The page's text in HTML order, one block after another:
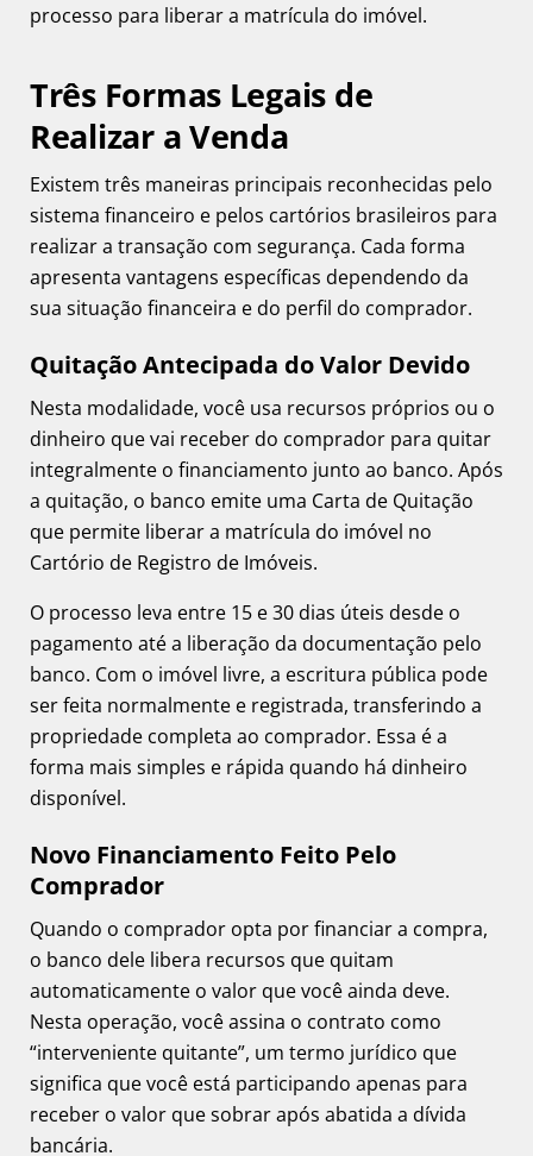
processo para liberar a matrícula do imóvel.
Três Formas Legais de
Realizar a Venda
Existem três maneiras principais reconhecidas pelo
sistema financeiro e pelos cartórios brasileiros para
realizar a transação com segurança. Cada forma
apresenta vantagens específicas dependendo da
sua situação financeira e do perfil do comprador.
Quitação Antecipada do Valor Devido
Nesta modalidade, você usa recursos próprios ou o
dinheiro que vai receber do comprador para quitar
integralmente o financiamento junto ao banco. Após
a quitação, o banco emite uma Carta de Quitação
que permite liberar a matrícula do imóvel no
Cartório de Registro de Imóveis.
O processo leva entre 15 e 30 dias úteis desde o
pagamento até a liberação da documentação pelo
banco. Com o imóvel livre, a escritura pública pode
ser feita normalmente e registrada, transferindo a
propriedade completa ao comprador. Essa é a
forma mais simples e rápida quando há dinheiro
disponível.
Novo Financiamento Feito Pelo
Comprador
Quando o comprador opta por financiar a compra,
o banco dele libera recursos que quitam
automaticamente o valor que você ainda deve.
Nesta operação, você assina o contrato como
“interveniente quitante”, um termo jurídico que
significa que você está participando apenas para
receber o valor que sobrar após abatida a dívida
bancária.